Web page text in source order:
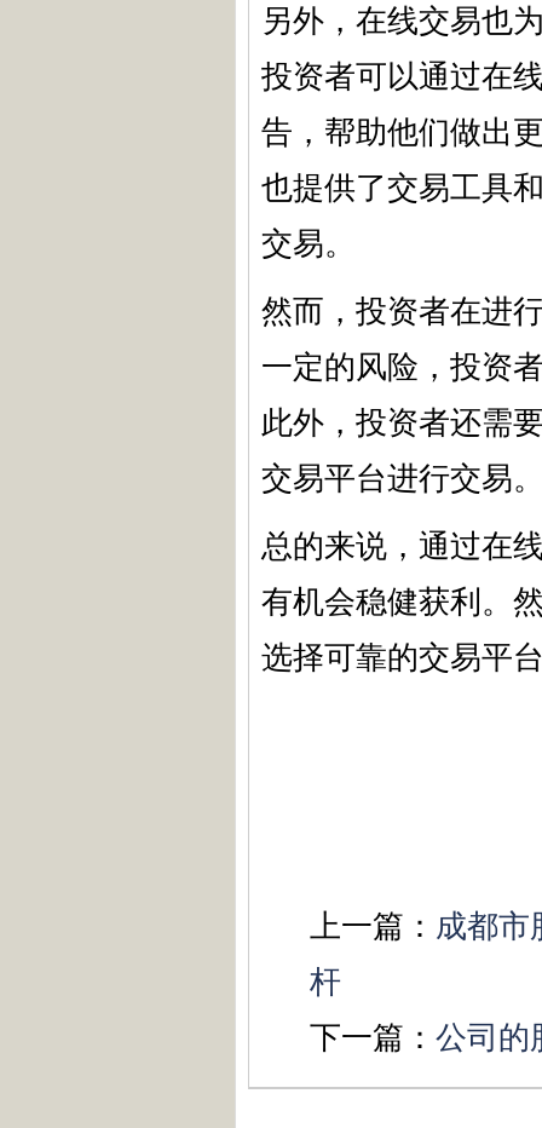
另外，在线交易也
投资者可以通过在
告，帮助他们做出
也提供了交易工具
交易。
然而，投资者在进
一定的风险，投资
此外，投资者还需
交易平台进行交易
总的来说，通过在
有机会稳健获利。
选择可靠的交易平
上一篇： 成都市
杆
下一篇： 公司的